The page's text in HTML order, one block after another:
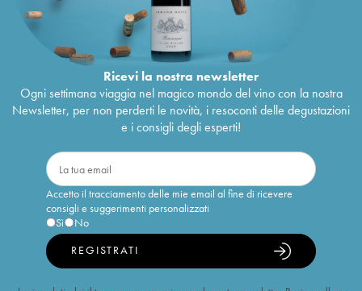
Ricevi la nostra newsletter
Ogni settimana viaggia nel magico mondo del vino con la nostra
Newsletter, per non perderti le novità, i resoconti delle degustazioni
e i consigli degli esperti!
Accetto il tracciamento delle mie email al fine di ricevere
consigli e suggerimenti personalizzati
Sì
No
REGISTRATI